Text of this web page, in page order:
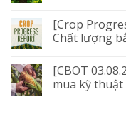
[Crop
Chất lượng
[CBOT
mua kỹ thuật